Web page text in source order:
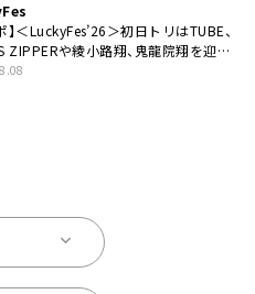
】＜LuckyFes’26＞初日トリはTUBE、
ZIPPERや綾小路翔、鬼龍院翔を迎え
ラボも「知ってたらぜひ一緒に歌っ